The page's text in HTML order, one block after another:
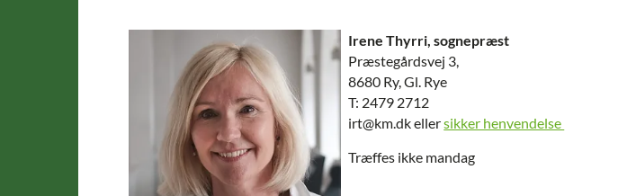
Irene Thyrri, sognepræst
Præstegårdsvej 3,
8680 Ry, Gl. Rye
T: 2479 2712
irt@km.dk ellersikker henvendelse
Træffes ikke mandag